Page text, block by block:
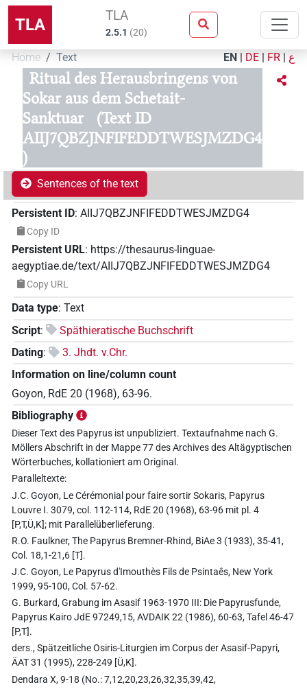
TLA TLA
2.5.1 (20)
Home Text EN | DE | FR | ع
Ritual des Herausbringens von
Sokar aus dem Schetait-
Sanktuar
(Text ID
AIIJ7QBZJNFIFEDDTWESJMZDG4
)
Sentences of the text
Persistent ID: AIIJ7QBZJNFIFEDDTWESJMZDG4
Copy ID
Persistent URL: https://thesaurus-linguae-
aegyptiae.de/text/AIIJ7QBZJNFIFEDDTWESJMZDG4
Copy URL
Data type: Text
Script:
Späthieratische Buchschrift
Dating:
3. Jhdt. v.Chr.
Information on line/column count
Goyon, RdE 20 (1968), 63-96.
Bibliography
Dieser Text des Papyrus ist unpubliziert. Textaufnahme nach G.
Möllers Abschrift in der Mappe 77 des Archives des Altägyptischen
Wörterbuches, kollationiert am Original.
Paralleltexte:
J.C. Goyon, Le Cérémonial pour faire sortir Sokaris, Papyrus
Louvre I. 3079, col. 112-114, RdE 20 (1968), 63-96 mit pl. 4
[P,T,Ü,K]; mit Parallelüberlieferung.
R.O. Faulkner, The Papyrus Bremner-Rhind, BiAe 3 (1933), 35-41,
Col. 18,1-21,6 [T].
J.C. Goyon, Le Papyrus d'Imouthès Fils de Psintaês, New York
1999, 95-100, Col. 57-62.
G. Burkard, Grabung im Asasif 1963-1970 III: Die Papyrusfunde,
Papyrus Kairo JdE 97249,15, AVDAIK 22 (1986), 60-63, Tafel 46-47
[P,T].
ders., Spätzeitliche Osiris-Liturgien im Corpus der Asasif-Papyri,
ÄAT 31 (1995), 228-249 [Ü,K].
Dendara X, 9-18 (No.: 7,12,20,23,26,32,35,39,42,